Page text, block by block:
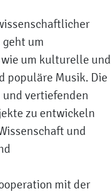
um
um kulturelle und
populäre Musik. Die
vertiefenden
zu entwickeln
und
mit der